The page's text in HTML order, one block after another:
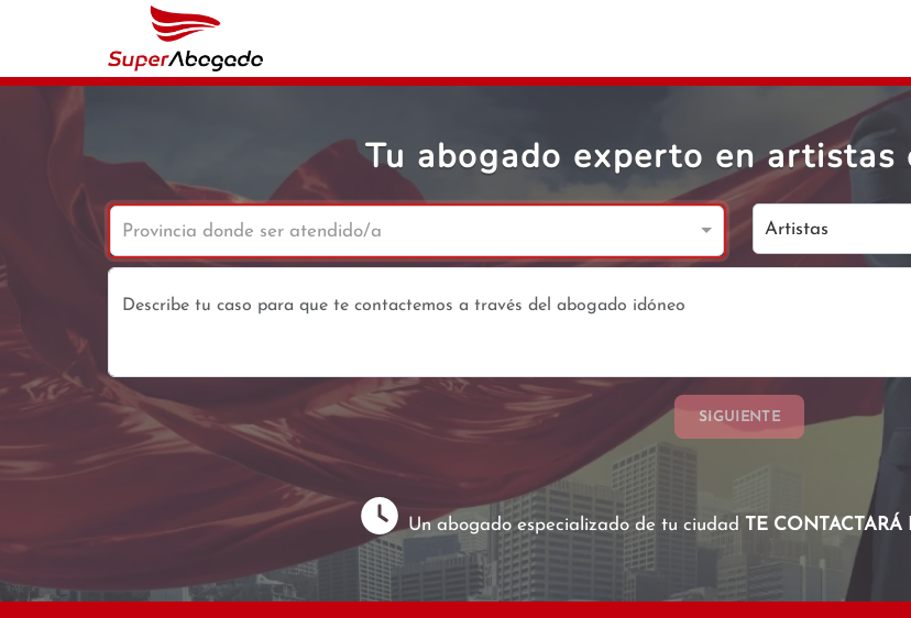
Tu abogado experto en artistas
Provincia donde ser atendido/a Artistas
SIGUIENTE
Un abogado especializado de tu ciudad TE